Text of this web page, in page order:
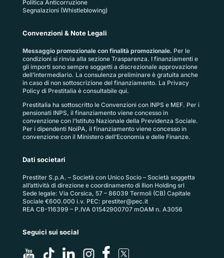
Politica Anticorruzione
Segnalazioni (Whistleblowing)
Convenzioni & Note Legali
Messaggio promozionale con finalità promozionale. Per le
condizioni si rinvia alla sezione Trasparenza. I finanziamenti e
gli importi sono sempre soggetti a discrezionale approvazione
dell’intermediario. La consulenza preliminare è gratuita anche
in caso di non sottoscrizione del finanziamento. La Privacy
Policy di Prestitalia è consultabile qui.
Prestitalia ha sottoscritto le Convenzioni con INPS e MEF. Per i
pensionati INPS, il finanziamento viene concesso in
convenzione con l’Istituto Nazionale della Previdenza Sociale.
Per i dipendenti NoiPA, il finanziamento viene concesso in
convenzione con il Ministero dell’Economia e delle Finanze.
Dati societari
Prestiter S.p.A. – Società con Unico Socio – Società soggetta
all’attività di direzione e coordinamento di Ilion Holding srl
Sede legale: Via Corsica, 57 – 86039 Termoli (CB) Capitale
Sociale €600.000 i.v. PEC: prestiter@pec.it
REA CB-116399 – P.IVA 01542900707 mOAM n. A3056
Seguici sui social